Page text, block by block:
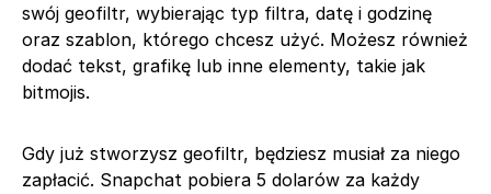
swój geofiltr, wybierając typ filtra, datę i godzinę
oraz szablon, którego chcesz użyć. Możesz również
dodać tekst, grafikę lub inne elementy, takie jak
bitmojis.
Gdy już stworzysz geofiltr, będziesz musiał za niego
zapłacić. Snapchat pobiera 5 dolarów za każdy